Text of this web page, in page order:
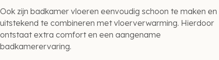
Ook zijn badkamer vloeren eenvoudig schoon te maken en
uitstekend te combineren met vloerverwarming. Hierdoor
ontstaat extra comfort en een aangename
badkamerervaring.